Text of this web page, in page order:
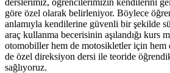
göre özel olarak belirleniyor. Böylece
anlamıyla kendilerine güvenli bir şekilde
araç kullanma becerisinin aşılandığı kurs
otomobiller hem de motosikletler için
de özel direksiyon dersi ile teoride
sağlıyoruz.